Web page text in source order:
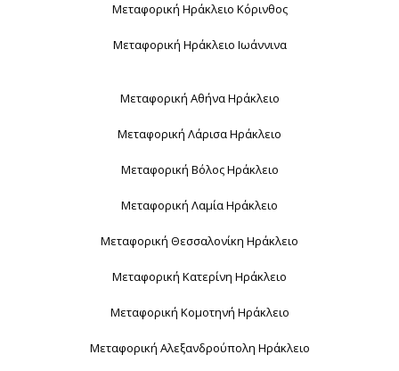
Μεταφορική Ηράκλειο Κόρινθος
Μεταφορική Ηράκλειο Ιωάννινα
Μεταφορική Αθήνα Ηράκλειο
Μεταφορική Λάρισα Ηράκλειο
Μεταφορική Βόλος Ηράκλειο
Μεταφορική Λαμία Ηράκλειο
Μεταφορική Θεσσαλονίκη Ηράκλειο
Μεταφορική Κατερίνη Ηράκλειο
Μεταφορική Κομοτηνή Ηράκλειο
Μεταφορική Αλεξανδρούπολη Ηράκλειο